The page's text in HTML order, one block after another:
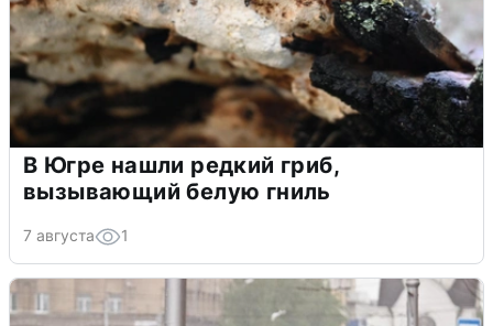
В Югре нашли редкий гриб,
вызывающий белую гниль
7 августа 1